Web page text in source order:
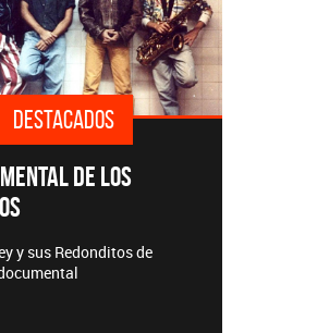
DESTACADOS
Y DISCOS DESTACADOS
CMTV